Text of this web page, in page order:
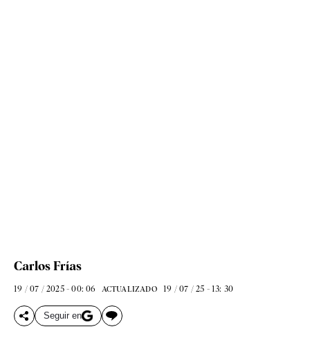
Carlos Frías
19 / 07 / 2025 - 00: 06 ACTUALIZADO 19 / 07 / 25 - 13: 30
Seguir en